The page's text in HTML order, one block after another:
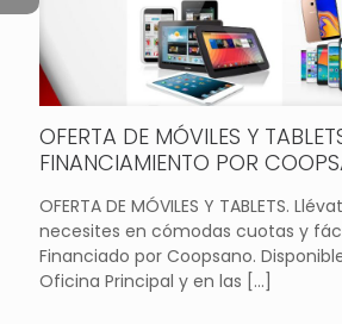
OFERTA DE MÓVILES Y
FINANCIAMIENTO POR
OFERTA DE MÓVILES Y TABLETS.
necesites en cómodas cuotas y
Financiado por Coopsano.
Oficina Principal y en las […]